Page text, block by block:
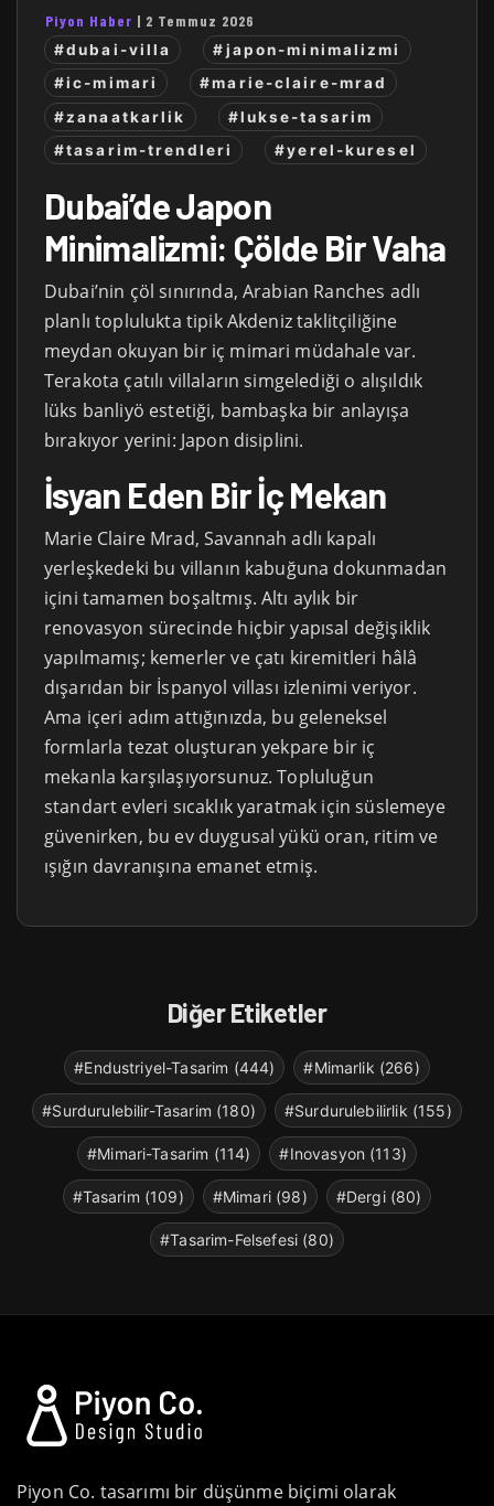
Piyon Haber | 2 Temmuz 2026
#dubai-villa
#japon-minimalizmi
#ic-mimari
#marie-claire-mrad
#zanaatkarlik
#lukse-tasarim
#tasarim-trendleri
#yerel-kuresel
Dubai’de Japon
Minimalizmi: Çölde Bir Vaha
Dubai’nin çöl sınırında, Arabian Ranches adlı
planlı toplulukta tipik Akdeniz taklitçiliğine
meydan okuyan bir iç mimari müdahale var.
Terakota çatılı villaların simgelediği o alışıldık
lüks banliyö estetiği, bambaşka bir anlayışa
bırakıyor yerini: Japon disiplini.
İsyan Eden Bir İç Mekan
Marie Claire Mrad, Savannah adlı kapalı
yerleşkedeki bu villanın kabuğuna dokunmadan
içini tamamen boşaltmış. Altı aylık bir
renovasyon sürecinde hiçbir yapısal değişiklik
yapılmamış; kemerler ve çatı kiremitleri hâlâ
dışarıdan bir İspanyol villası izlenimi veriyor.
Ama içeri adım attığınızda, bu geleneksel
formlarla tezat oluşturan yekpare bir iç
mekanla karşılaşıyorsunuz. Topluluğun
standart evleri sıcaklık yaratmak için süslemeye
güvenirken, bu ev duygusal yükü oran, ritim ve
ışığın davranışına emanet etmiş.
Diğer Etiketler
#Endustriyel-Tasarim (444) #Mimarlik (266)
#Surdurulebilir-Tasarim (180) #Surdurulebilirlik (155)
#Mimari-Tasarim (114) #Inovasyon (113)
#Tasarim (109) #Mimari (98) #Dergi (80)
#Tasarim-Felsefesi (80)
Piyon Co. tasarımı bir düşünme biçimi olarak